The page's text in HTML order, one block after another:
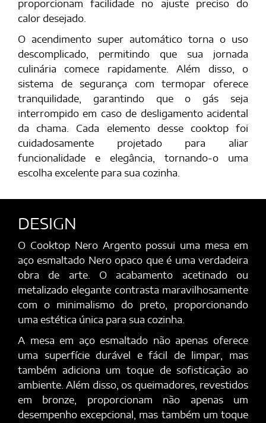
proporcionam facilidade no ajuste preciso do
calor desejado.
O acendimento super automático torna o uso
descomplicado, permitindo que sua jornada
culinária comece rapidamente. Além disso, o
sistema de segurança com termopar oferece
tranquilidade, garantindo que o gás seja
interrompido em caso de desligamento acidental
da chama. Cada elemento desse cooktop foi
cuidadosamente projetado para aliar
funcionalidade e elegância, tornando-o uma
escolha excelente para sua cozinha.
DESIGN
O Cooktop Nero Argento possui uma mesa em
aço esmaltado Nero opaco que é uma verdadeira
obra de arte. O acabamento acetinado ou
metalizado elegante contrasta maravilhosamente
com o minimalismo do preto, proporcionando
uma estética única para sua cozinha.
A mesa em aço esmaltado não apenas oferece
uma superfície durável e fácil de limpar, mas
também adiciona um toque de sofisticação ao
ambiente. Além disso, os queimadores, revestidos
em bronze, proporcionam não apenas um
desempenho excepcional, mas também um toque